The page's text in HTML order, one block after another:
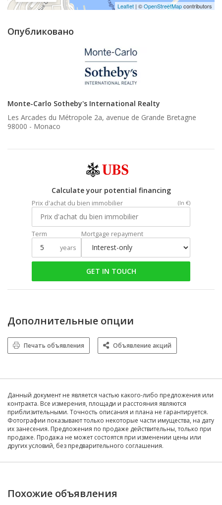
Leaflet | ©OpenStreetMapcontributors
Опубликовано
Monte-Carlo Sotheby's International Realty
Les Arcades du Métropole 2a, avenue de Grande Bretagne
98000 - Monaco
Calculate your potential financing
Prix d'achat du bien immobilier (In €)
Term
years
Mortgage repayment
GET IN TOUCH
Дополнительные опции
Печать объявления Объявление акций
Данный документ не является частью какого-либо предложения или
контракта. Все измерения, площади и расстояния являются
приблизительными. Точность описания и плана не гарантируется.
Фотографии показывают только некоторые части имущества, на дату
их занесения. Предложения по продаже действительны, только при
продаже. Продажа не может состоятся при изменении цены или
других условий, без предварительного соглашения.
Похожие объявления